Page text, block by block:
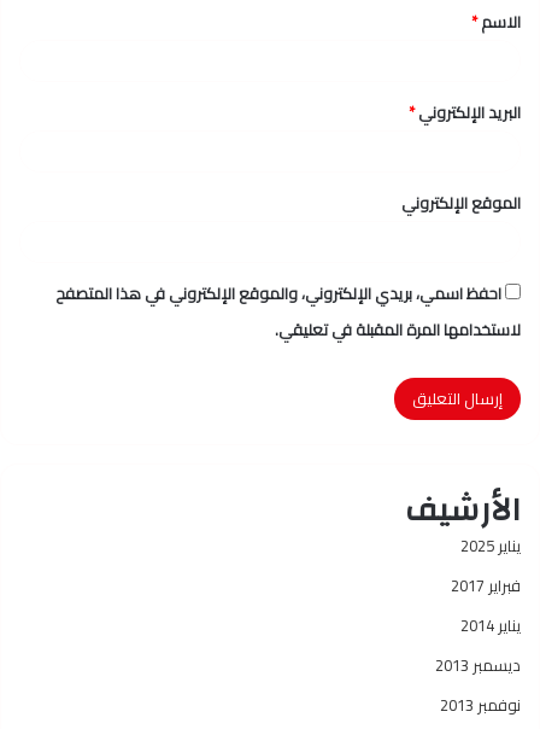
*
الاسم*
البريد الإلكتروني*
الموقع الإلكتروني
احفظ اسمي، بريدي الإلكتروني، والموقع الإلكتروني في هذا المتصفح
لاستخدامها المرة المقبلة في تعليقي.
الأرشيف
يناير 2025
فبراير 2017
يناير 2014
ديسمبر 2013
نوفمبر 2013